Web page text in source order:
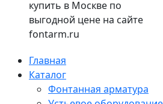
Главная
Каталог
Фонтанная арматура